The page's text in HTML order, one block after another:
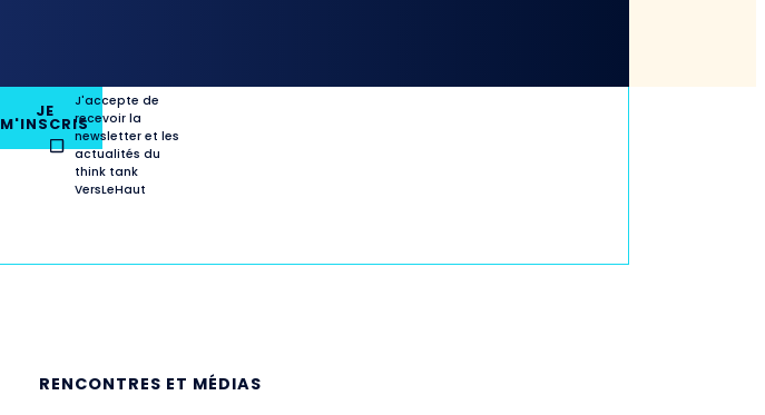
JE
M'INSCRIS
J'accepte de
recevoir la
newsletter et les
actualités du
think tank
VersLeHaut
RENCONTRES ET MÉDIAS